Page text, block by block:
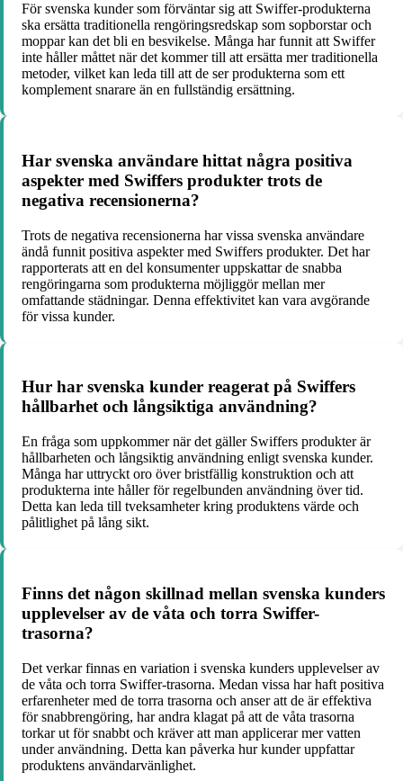
För svenska kunder som förväntar sig att Swiffer-produkterna
ska ersätta traditionella rengöringsredskap som sopborstar och
moppar kan det bli en besvikelse. Många har funnit att Swiffer
inte håller måttet när det kommer till att ersätta mer traditionella
metoder, vilket kan leda till att de ser produkterna som ett
komplement snarare än en fullständig ersättning.
Har svenska användare hittat några positiva
aspekter med Swiffers produkter trots de
negativa recensionerna?
Trots de negativa recensionerna har vissa svenska användare
ändå funnit positiva aspekter med Swiffers produkter. Det har
rapporterats att en del konsumenter uppskattar de snabba
rengöringarna som produkterna möjliggör mellan mer
omfattande städningar. Denna effektivitet kan vara avgörande
för vissa kunder.
Hur har svenska kunder reagerat på Swiffers
hållbarhet och långsiktiga användning?
En fråga som uppkommer när det gäller Swiffers produkter är
hållbarheten och långsiktig användning enligt svenska kunder.
Många har uttryckt oro över bristfällig konstruktion och att
produkterna inte håller för regelbunden användning över tid.
Detta kan leda till tveksamheter kring produktens värde och
pålitlighet på lång sikt.
Finns det någon skillnad mellan svenska kunders
upplevelser av de våta och torra Swiffer-
trasorna?
Det verkar finnas en variation i svenska kunders upplevelser av
de våta och torra Swiffer-trasorna. Medan vissa har haft positiva
erfarenheter med de torra trasorna och anser att de är effektiva
för snabbrengöring, har andra klagat på att de våta trasorna
torkar ut för snabbt och kräver att man applicerar mer vatten
under användning. Detta kan påverka hur kunder uppfattar
produktens användarvänlighet.